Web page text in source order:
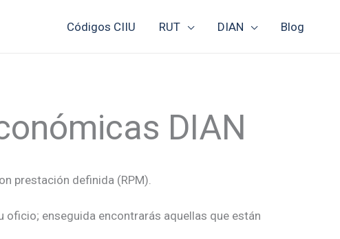
Códigos CIIU RUT DIAN Blog
DIAN
prestación definida (RPM).
enseguida encontrarás aquellas que están